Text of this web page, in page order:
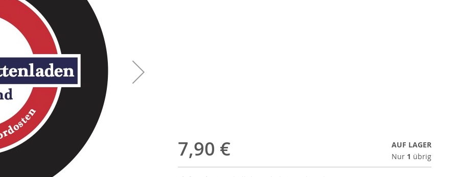
7,90 €
AUF LAGER
Nur 1 übrig